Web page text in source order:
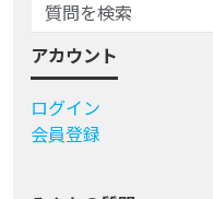
アカウント
ログイン
会員登録